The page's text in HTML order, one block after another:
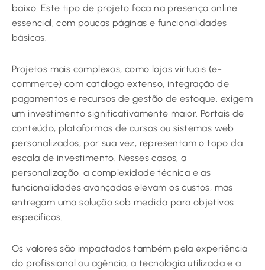
baixo. Este tipo de projeto foca na presença online
essencial, com poucas páginas e funcionalidades
básicas.
Projetos mais complexos, como lojas virtuais (e-
commerce) com catálogo extenso, integração de
pagamentos e recursos de gestão de estoque, exigem
um investimento significativamente maior. Portais de
conteúdo, plataformas de cursos ou sistemas web
personalizados, por sua vez, representam o topo da
escala de investimento. Nesses casos, a
personalização, a complexidade técnica e as
funcionalidades avançadas elevam os custos, mas
entregam uma solução sob medida para objetivos
específicos.
Os valores são impactados também pela experiência
do profissional ou agência, a tecnologia utilizada e a